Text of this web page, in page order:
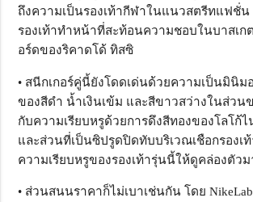
ถึงความเป็นรองเท้ากีฬาในแนวสตรีทแฟชั่
รองเท้าทำหน้าที่สะท้อนความชอบในบาสเก
อร์ดของริคาดโด้ ทิสซิ
• สนีกเกอร์คู่นี้ยังโดดเด่นด้วยความเป็นมินิม
ของสีดำ น้ำเงินเข้ม และสีขาวสว่างในส่วน
กับความเรียบหรูด้วยการดึงสีทองของโลโก้
และส่วนที่เป็นซิปรูดปิดทับบริเวณเชือกรองเท้
ความเรียบหรูของรองเท้ารุ่นนี้ให้ดูคล่องตัว
• ส่วนสนนราคาก็ไม่เบาเช่นกัน โดย